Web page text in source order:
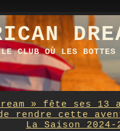
CLUB OÙ LES BOTTES
» fête ses
rendre cette
La Saison